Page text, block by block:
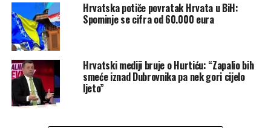
UP NEXT
Crne prognoze: Nakon 24. septembra, cijena peleta bi
mogla ići do 1.000 KM po toni
Milanović: Nas u BiH ne poštuju iako je hrvatska čizma
Karadžića natjerala da sjedne za sto
Hrvatska potiče povratak Hrvata u BiH:
Spominje se cifra od 60.000 eura
Hrvatski mediji bruje o Hurtiću: “Zapalio bih
smeće iznad Dubrovnika pa nek gori cijelo
ljeto”